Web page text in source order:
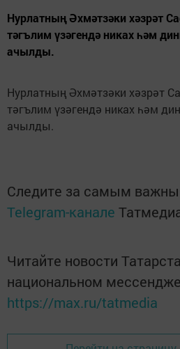
Нурлатның Әхмәтзәки хәзрәт
тәгълим үзәгендә никах һәм
ачылды.
Нурлатның Әхмәтзәки хәзрәт
тәгълим үзәгендә никах һәм
ачылды.
Следите за самым
Telegram-канале
Читайте новости
национальном
https://max.ru/tatmedia